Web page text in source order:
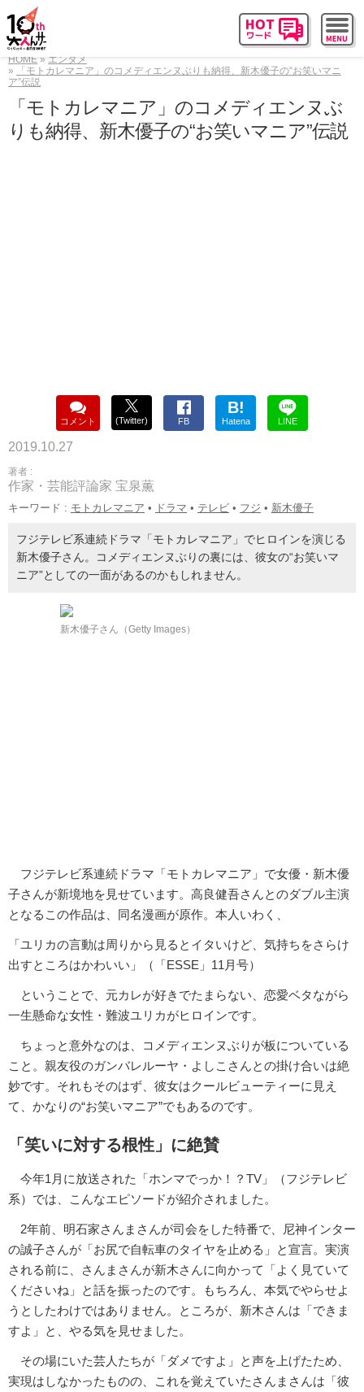
HOME
エンタメ
「モトカレマニア」のコメディエンヌぶりも納得、新木優子の“お笑いマニ
ア”伝説
「モトカレマニア」のコメディエンヌぶ
りも納得、新木優子の“お笑いマニア”伝説
コメント (Twitter) FB
B!
Hatena LINE
2019.10.27
著者 :
作家・芸能評論家 宝泉薫
キーワード : モトカレマニア • ドラマ • テレビ • フジ • 新木優子
フジテレビ系連続ドラマ「モトカレマニア」でヒロインを演じる
新木優子さん。コメディエンヌぶりの裏には、彼女の“お笑いマ
ニア”としての一面があるのかもしれません。
新木優子さん（Getty Images）
フジテレビ系連続ドラマ「モトカレマニア」で女優・新木優
子さんが新境地を見せています。高良健吾さんとのダブル主演
となるこの作品は、同名漫画が原作。本人いわく、
「ユリカの言動は周りから見るとイタいけど、気持ちをさらけ
出すところはかわいい」（「ESSE」11月号）
ということで、元カレが好きでたまらない、恋愛ベタながら
一生懸命な女性・難波ユリカがヒロインです。
ちょっと意外なのは、コメディエンヌぶりが板についている
こと。親友役のガンバレルーヤ・よしこさんとの掛け合いは絶
妙です。それもそのはず、彼女はクールビューティーに見え
て、かなりの“お笑いマニア”でもあるのです。
「笑いに対する根性」に絶賛
今年1月に放送された「ホンマでっか！？TV」（フジテレビ
系）では、こんなエピソードが紹介されました。
2年前、明石家さんまさんが司会をした特番で、尼神インター
の誠子さんが「お尻で自転車のタイヤを止める」と宣言。実演
される前に、さんまさんが新木さんに向かって「よく見ていて
くださいね」と話を振ったのです。もちろん、本気でやらせよ
うとしたわけではありません。ところが、新木さんは「できま
すよ」と、やる気を見せました。
その場にいた芸人たちが「ダメですよ」と声を上げたため、
実現はしなかったものの、これを覚えていたさんまさんは「彼